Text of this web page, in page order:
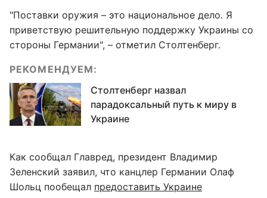
"Поставки оружия – это национальное дело. Я
приветствую решительную поддержку Украины со
стороны Германии", – отметил Столтенберг.
РЕКОМЕНДУЕМ:
Столтенберг назвал
парадоксальный путь к миру в
Украине
Как сообщал Главред, президент Владимир
Зеленский заявил, что канцлер Германии Олаф
Шольц пообещал предоставить Украине